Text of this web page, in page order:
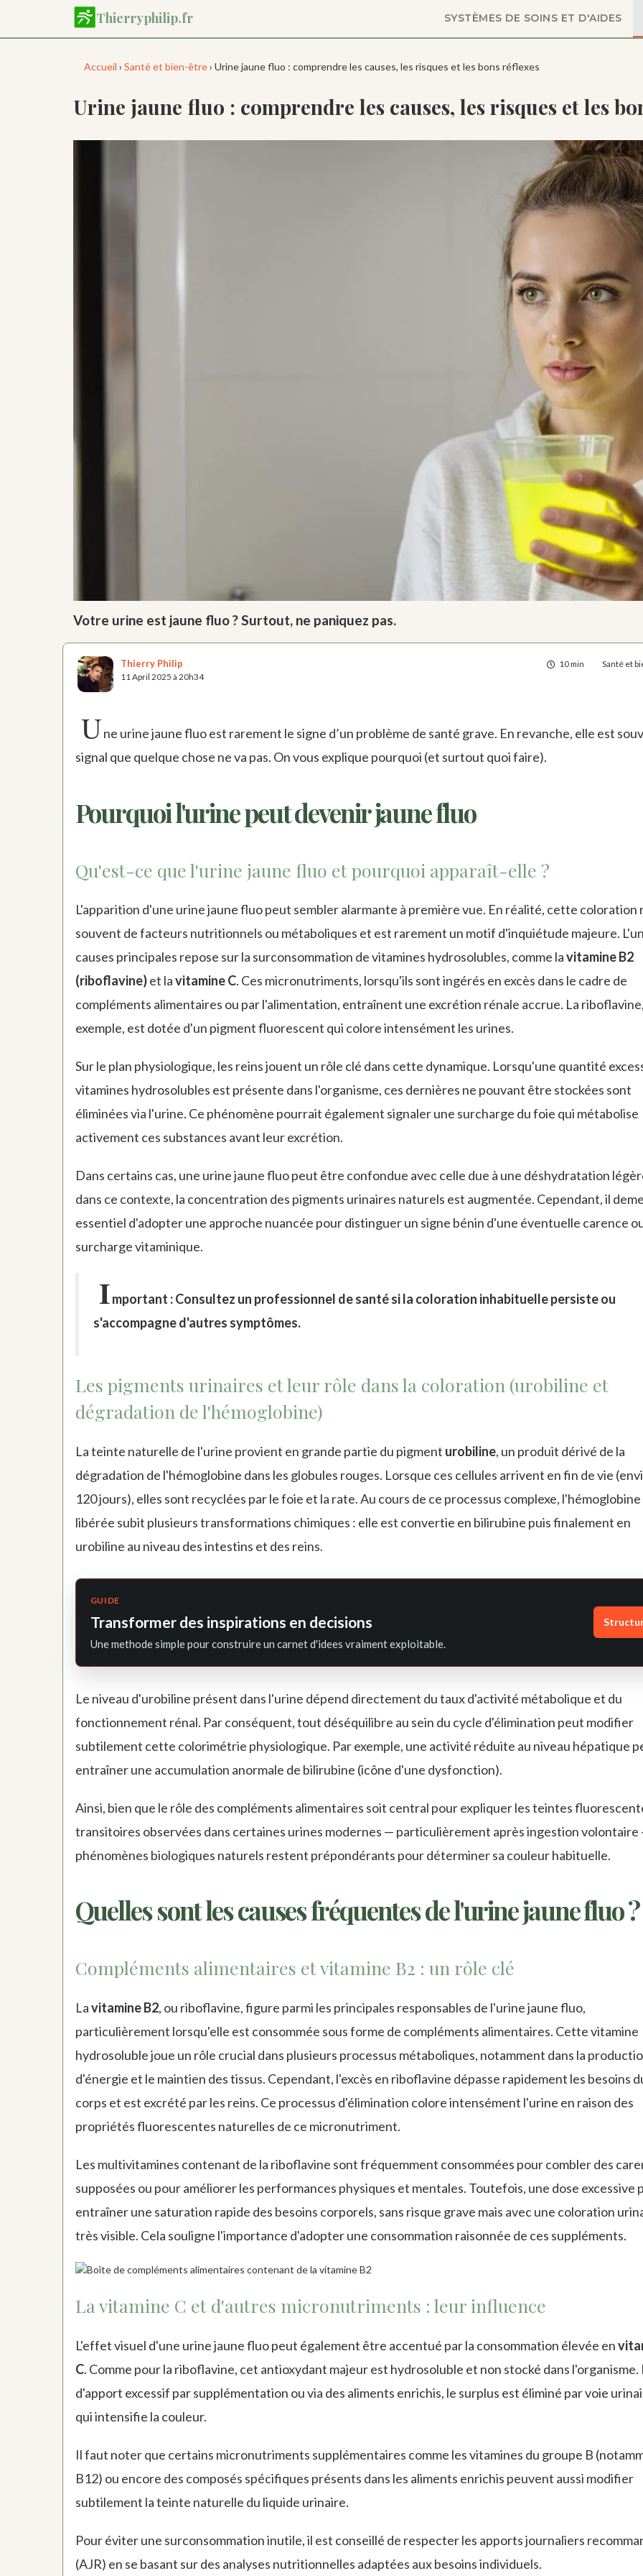
contenu
Thierryphilip.fr SYSTÈMES DE SOINS ET D'AIDES
Accueil › Santé et bien-être› Urine jaune fluo : comprendre les causes, les risques et les bons réflexes
Urine jaune fluo : comprendre les causes, les risques et les
Votre urine est jaune fluo ? Surtout, ne paniquez pas.
10 min Santé et
Thierry Philip
11 April 2025 à 20h34
Une urine jaune fluo est rarement le signe d’un problème de santé grave. En revanche, elle est
signal que quelque chose ne va pas. On vous explique pourquoi (et surtout quoi faire).
Pourquoi l'urine peut devenir jaune fluo
Qu'est-ce que l'urine jaune fluo et pourquoi apparaît-elle ?
L'apparition d'une urine jaune fluo peut sembler alarmante à première vue. En réalité, cette coloration
souvent de facteurs nutritionnels ou métaboliques et est rarement un motif d'inquiétude majeure.
causes principales repose sur la surconsommation de vitamines hydrosolubles, comme lavitamine B2
(riboflavine)et lavitamine C. Ces micronutriments, lorsqu'ils sont ingérés en excès dans le cadre de
compléments alimentaires ou par l'alimentation, entraînent une excrétion rénale accrue. La
exemple, est dotée d'un pigment fluorescent qui colore intensément les urines.
Sur le plan physiologique, les reins jouent un rôle clé dans cette dynamique. Lorsqu'une quantité
vitamines hydrosolubles est présente dans l'organisme, ces dernières ne pouvant être stockées sont
éliminées via l'urine. Ce phénomène pourrait également signaler une surcharge du foie qui métabolise
activement ces substances avant leur excrétion.
Dans certains cas, une urine jaune fluo peut être confondue avec celle due à une déshydratation
dans ce contexte, la concentration des pigments urinaires naturels est augmentée. Cependant, il
essentiel d'adopter une approche nuancée pour distinguer un signe bénin d'une éventuelle carence
surcharge vitaminique.
Important : Consultez un professionnel de santé si la coloration inhabituelle persiste ou
s'accompagne d'autres symptômes.
Les pigments urinaires et leur rôle dans la coloration (urobiline et
dégradation de l'hémoglobine)
La teinte naturelle de l'urine provient en grande partie du pigment urobiline, un produit dérivé de la
dégradation de l'hémoglobine dans les globules rouges. Lorsque ces cellules arrivent en fin de vie
120 jours), elles sont recyclées par le foie et la rate. Au cours de ce processus complexe, l'hémoglobine
libérée subit plusieurs transformations chimiques : elle est convertie en bilirubine puis finalement en
urobiline au niveau des intestins et des reins.
GUIDE
Transformer des inspirations en decisions
Une methode simple pour construire un carnet d'idees vraiment exploitable.
Le niveau d'urobiline présent dans l'urine dépend directement du taux d'activité métabolique et du
fonctionnement rénal. Par conséquent, tout déséquilibre au sein du cycle d'élimination peut modifier
subtilement cette colorimétrie physiologique. Par exemple, une activité réduite au niveau hépatique
entraîner une accumulation anormale de bilirubine (icône d'une dysfonction).
Ainsi, bien que le rôle des compléments alimentaires soit central pour expliquer les teintes
transitoires observées dans certaines urines modernes — particulièrement après ingestion volontaire
phénomènes biologiques naturels restent prépondérants pour déterminer sa couleur habituelle.
Quelles sont les causes fréquentes de l'urine jaune fluo ?
Compléments alimentaires et vitamine B2 : un rôle clé
Lavitamine B2, ou riboflavine, figure parmi les principales responsables de l'urine jaune fluo,
particulièrement lorsqu'elle est consommée sous forme de compléments alimentaires. Cette vitamine
hydrosoluble joue un rôle crucial dans plusieurs processus métaboliques, notamment dans la
d'énergie et le maintien des tissus. Cependant, l'excès en riboflavine dépasse rapidement les besoins
corps et est excrété par les reins. Ce processus d'élimination colore intensément l'urine en raison des
propriétés fluorescentes naturelles de ce micronutriment.
Les multivitamines contenant de la riboflavine sont fréquemment consommées pour combler des
supposées ou pour améliorer les performances physiques et mentales. Toutefois, une dose excessive
entraîner une saturation rapide des besoins corporels, sans risque grave mais avec une coloration
très visible. Cela souligne l'importance d'adopter une consommation raisonnée de ces suppléments.
La vitamine C et d'autres micronutriments : leur influence
L'effet visuel d'une urine jaune fluo peut également être accentué par la consommation élevée en
C. Comme pour la riboflavine, cet antioxydant majeur est hydrosoluble et non stocké dans l'organisme.
d'apport excessif par supplémentation ou via des aliments enrichis, le surplus est éliminé par voie
qui intensifie la couleur.
Il faut noter que certains micronutriments supplémentaires comme les vitamines du groupe B
B12) ou encore des composés spécifiques présents dans les aliments enrichis peuvent aussi modifier
subtilement la teinte naturelle du liquide urinaire.
Pour éviter une surconsommation inutile, il est conseillé de respecter les apports journaliers
(AJR) en se basant sur des analyses nutritionnelles adaptées aux besoins individuels.